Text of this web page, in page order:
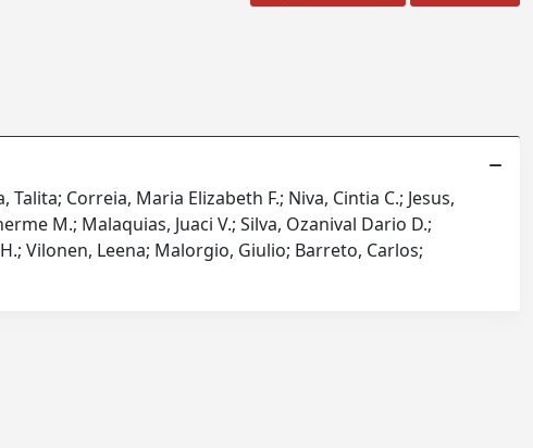
Correia, Maria Elizabeth F.; Niva, Cintia C.; Jesus,
M.; Malaquias, Juaci V.; Silva, Ozanival Dario D.;
Vilonen, Leena; Malorgio, Giulio; Barreto, Carlos;